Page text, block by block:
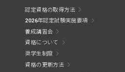
認定資格の取得方法
2026年認定試験実施要項
養成講習会
資格について
奨学生制度
資格の更新方法